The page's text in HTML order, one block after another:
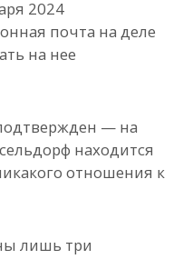
2024
почта на деле
на нее
— на
находится
отношения к
лишь три